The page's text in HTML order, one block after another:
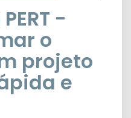
-
o
projeto
e